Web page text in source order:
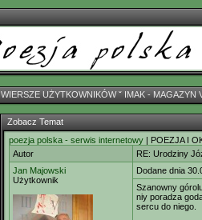
WIERSZE UŻYTKOWNIKÓWˇ IMAK - MAGAZYN
Zobacz Temat
poezja polska - serwis internetowy | POEZJA I
Autor
RE: Urodziny
Jan Majowski
Użytkownik
Dodane dnia
Szanowny
niy poradza
sercu do niego.